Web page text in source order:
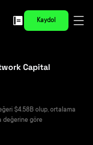
Kaydol
Capital
$4.58B olup, ortalama
değerine göre